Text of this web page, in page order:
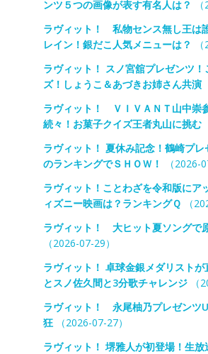
ンツ５つの画像が表す有名人は？
ラヴィット！ 私物センス無し王は
レイン！銀だこ人気メニューは？
ラヴィット！ スノ宮舘プレゼンツ！
ズ！しょうこ＆あづきお姉さん共演
ラヴィット！ ＶＩＶＡＮＴ山中崇
続々！お菓子クイズ王者丸山に挑む
ラヴィット！ 夏休み記念！鶴崎プ
のランキングでＳＨＯＷ！
（2026-
ラヴィット！ことわざを令和版に
ィズニー映画は？ランキングＱ （
ラヴィット！ 大ヒット夏ソングで
（2026-07-29）
ラヴィット！ 卓球金銀メダリストが
とスノ佐久間と3分歌チャレンジ（
ラヴィット！ 永尾柚乃プレゼンツ
狂（2026-07-27）
ラヴィット！ 堺雅人が初登場！生